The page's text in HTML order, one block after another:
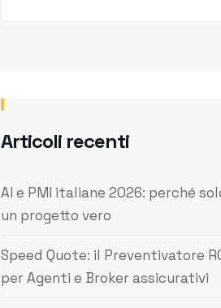
Articoli recenti
AI e PMI italiane 2026: perché
un progetto vero
Speed Quote: il Preventivatore
per Agenti e Broker assicurativi